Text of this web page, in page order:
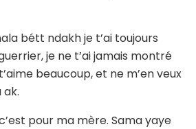
bétt ndakh je t’ai toujours
je ne t’ai jamais montré
beaucoup, et ne m’en veux
ak.
c’est pour ma mère. Sama yaye